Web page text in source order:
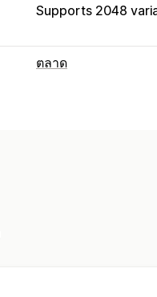
Supports 2048
ตลาด